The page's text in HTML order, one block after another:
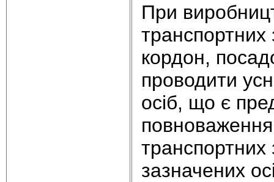
При
кордон,
проводити
осіб, що є
зазначених